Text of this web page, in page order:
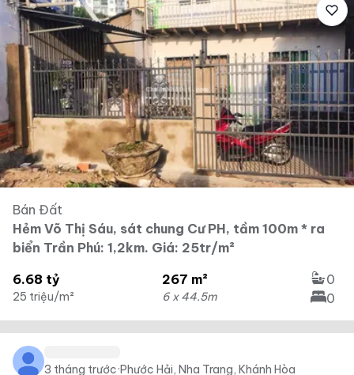
Bán Đất
Hẻm Võ Thị Sáu, sát chung Cư PH, tầm 100m * ra
biển Trần Phú: 1,2km. Giá: 25tr/m²
6.68 tỷ
25 triệu/m²
267 m²
6 x 44.5m
0
0
3 tháng trước·Phước Hải, Nha Trang, Khánh Hòa